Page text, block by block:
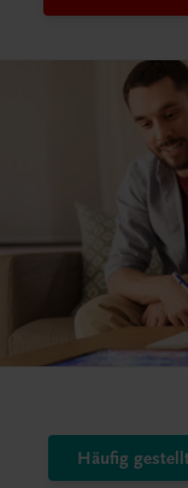
Häufig